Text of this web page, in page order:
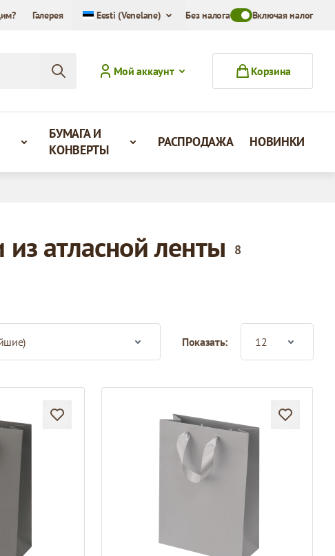
Галерея Eesti (Venelane) Без налогаToggle VAT Mode
Включая налог
Мой аккаунт Корзина
БУМАГА И
КОНВЕРТЫ
РАСПРОДАЖА НОВИНКИ
атласной ленты 8
Показать: